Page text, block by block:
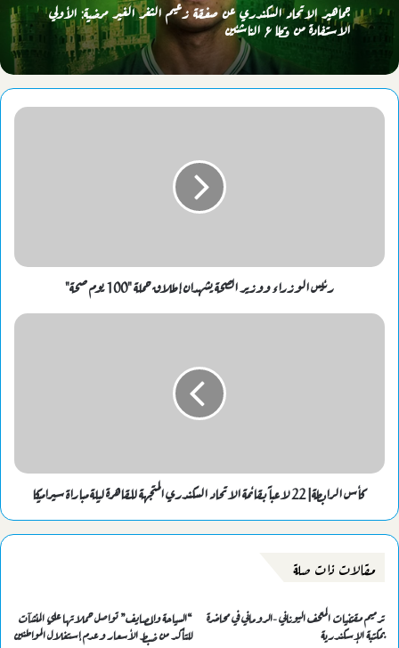
جماهير الاتحاد السكندري عن صفقة زعيم الثغر الغير مرضية: الأولي
الاستفادة من قطاع الناشئين
رئيس الوزراء ووزير الصحة يشهدان إطلاق حملة "100 يوم صحة"
كأس الرابطة| 22 لاعباً بقائمة الاتحاد السكندري المتجهة للقاهرة ليلة مباراة سيراميكا
مقالات ذات صلة
ترميم مقتنيات المتحف اليوناني -الروماني في محاضرة
بمكتبة الإسكندرية
“السياحة والمصايف” تواصل حملاتها علي المنشآت
للتأكد من ضبط الأسعار وعدم إستغلال المواطنين